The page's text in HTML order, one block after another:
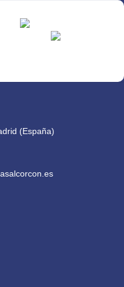
(España)